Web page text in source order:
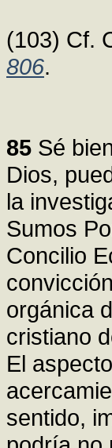
(103) Cf.
806.
85 Sé
Dios,
la
Sumos
Concilio
orgánica
cristiano
El
sentido,